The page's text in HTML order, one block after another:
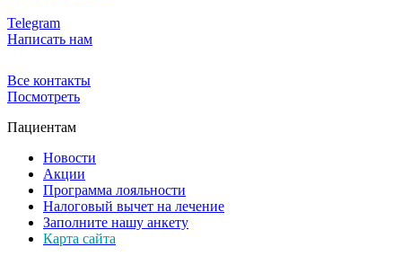
Telegram
Написать нам
Все контакты
Посмотреть
Пациентам
Новости
Акции
Программа лояльности
Налоговый вычет на лечение
Заполните нашу анкету
Карта сайта